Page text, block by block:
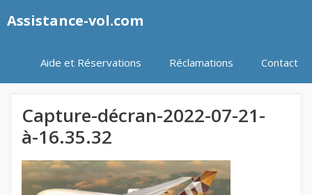
auAssistance-vol.com
Aide et Réservations Réclamations Contact
Capture-décran-2022-07-21-
à-16.35.32